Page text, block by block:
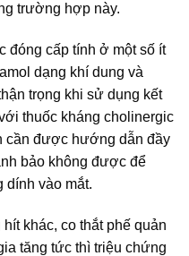
trường hợp này.
đóng cấp tính ở một số ít
dạng khí dung và
trọng khi sử dụng kết
thuốc kháng cholinergic
cần được hướng dẫn đầy
bảo không được để
dính vào mắt.
khác, co thắt phế quản
tăng tức thì triệu chứng